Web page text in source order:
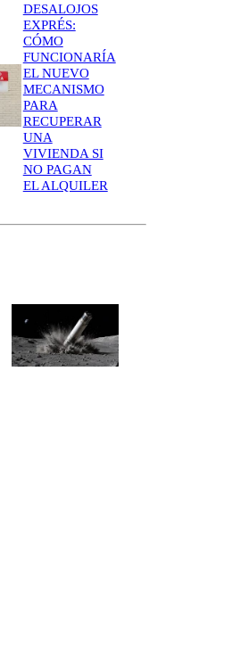
DESALOJOS
EXPRÉS:
CÓMO
FUNCIONARÍA
EL NUEVO
MECANISMO
PARA
RECUPERAR
UNA
VIVIENDA SI
NO PAGAN
EL ALQUILER